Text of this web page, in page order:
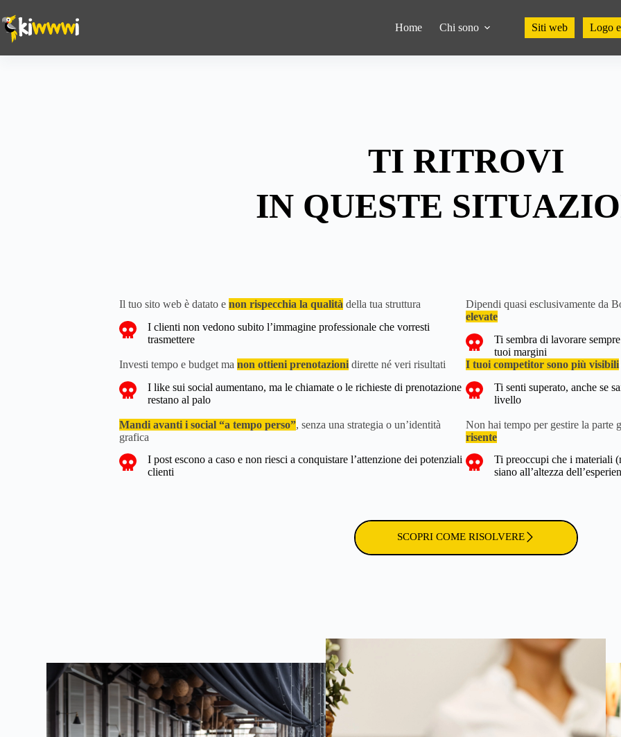
Home Chi sono Siti web Logo
TI RITROVI
IN QUESTE
Il tuo sito web è datato e non rispecchia la qualità della tua struttura
I clienti non vedono subito l’immagine professionale che vorresti
trasmettere
Dipendi quasi esclusivamente da
elevate
Ti sembra di lavorare
tuoi margini
Investi tempo e budget ma non ottieni prenotazioni dirette né veri risultati
I like sui social aumentano, ma le chiamate o le richieste di prenotazione
restano al palo
I tuoi competitor sono più visibili
Ti senti superato, anche se
livello
Mandi avanti i social “a tempo perso”, senza una strategia o un’identità
grafica
I post escono a caso e non riesci a conquistare l’attenzione dei potenziali
clienti
Non hai tempo per gestire la parte
risente
Ti preoccupi che i materiali
siano all’altezza
SCOPRI COME RISOLVERE